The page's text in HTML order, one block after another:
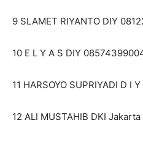
9 SLAMET RIYANTO DIY
10 E L Y A S DIY
11 HARSOYO SUPRIYADI D I
12 ALI MUSTAHIB DKI